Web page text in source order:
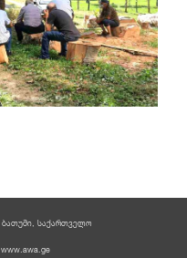
ბათუმი, საქართველო
www.awa.ge